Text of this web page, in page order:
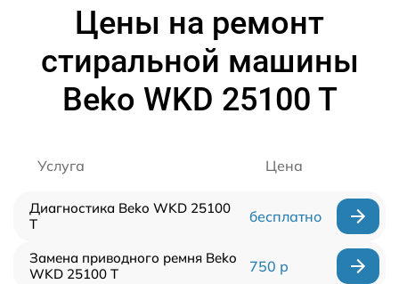
Цены на ремонт
стиральной машины
Beko WKD 25100 T
Услуга Цена
Диагностика Beko WKD 25100
T
бесплатно
Замена приводного ремня Beko
WKD 25100 T
750 р